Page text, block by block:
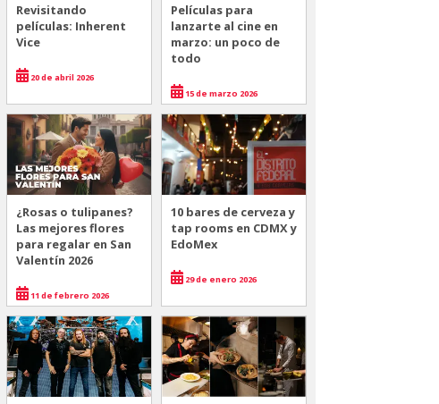
Revisitando
películas: Inherent
Vice
20 de abril 2026
Películas para
lanzarte al cine en
marzo: un poco de
todo
15 de marzo 2026
¿Rosas o tulipanes?
Las mejores flores
para regalar en San
Valentín 2026
11 de febrero 2026
10 bares de cerveza y
tap rooms en CDMX y
EdoMex
29 de enero 2026